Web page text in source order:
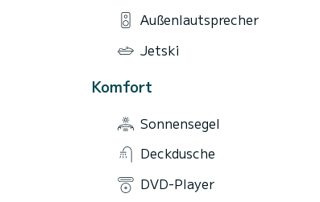
Außenlautsprecher
Jetski
Komfort
Sonnensegel
Deckdusche
DVD-Player